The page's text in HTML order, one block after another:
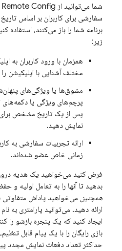
شما می‌توانید از Remote Config
سفارشی برای کاربران بر اساس تاریخ
برنامه شما را باز می‌کنند، استفاده
زیر:
همزمان با ورود کاربران به
مختلف آشنایی با اپلیکیشن
مشوق‌ها یا ویژگی‌های
پرچم‌های ویژگی یا
پس از یک تاریخ مشخص برای
نمایش دهید.
ارائه تجربیات سفارشی به
زمانی خاص عضو شده‌اند.
فرض کنید می‌خواهید یک هدیه درون
بدهید تا آنها را به تعامل اولیه و
همچنین می‌خواهید پاداش متفاوتی
ارائه دهید. می‌توانید پارامتری به نام
ایجاد کنید که یک پنجره بازشو را
بازی رایگان را با یک پیام قابل
حداکثر تعداد دفعات نمایش مجدد